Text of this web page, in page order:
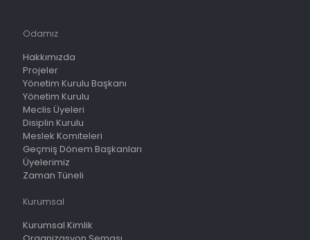
Odamız
Hakkımızda
Projeler
Yönetim Kurulu Başkanı
Yönetim Kurulu
Meclis Üyeleri
Disiplin Kurulu
Meslek Komiteleri
Geçmiş Dönem Başkanları
Üyelerimiz
Zaman Tüneli
Kurumsal
Kurumsal Kimlik